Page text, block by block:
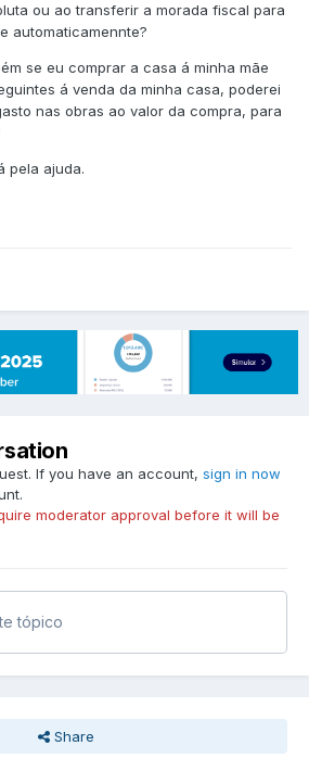
ou ao transferir a morada fiscal para
automaticamennte?
se eu comprar a casa á minha mãe
á venda da minha casa, poderei
nas obras ao valor da compra, para
pela ajuda.
If you have an account, sign in now
moderator approval before it will be
tópico
Share